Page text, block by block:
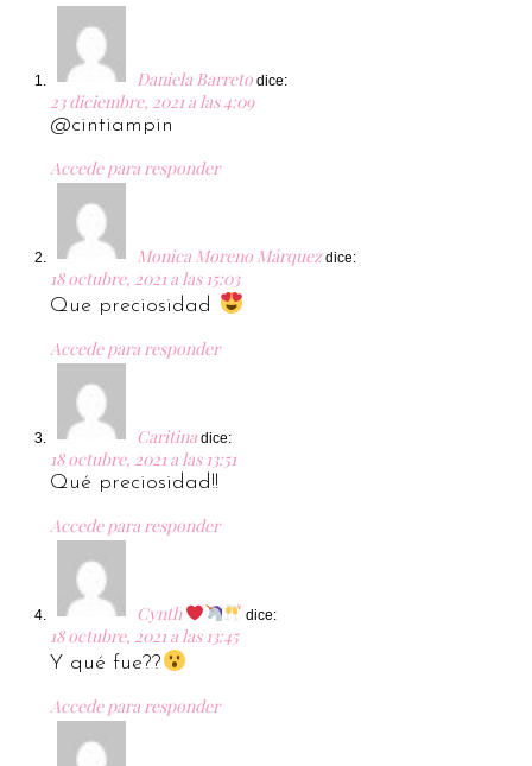
Daniela Barreto dice:
23 diciembre, 2021 a las 4:09
@cintiampin
Accede para responder
Monica Moreno Márquez dice:
18 octubre, 2021 a las 15:03
Que preciosidad
Accede para responder
Caritina dice:
18 octubre, 2021 a las 13:51
Qué preciosidad!!
Accede para responder
Cynth dice:
18 octubre, 2021 a las 13:45
Y qué fue??
Accede para responder